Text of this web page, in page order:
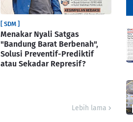
[ SDM ]
Menakar Nyali Satgas
"Bandung Barat Berbenah",
Solusi Preventif-Prediktif
atau Sekadar Represif?
Lebih lama